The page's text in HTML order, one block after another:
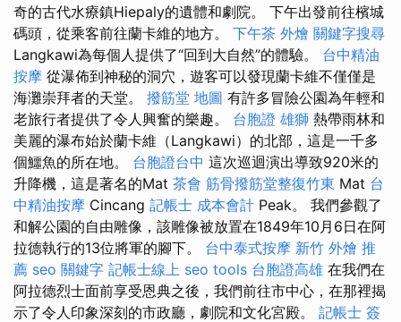
奇的古代水療鎮Hiepaly的遺體和劇院。 下午出發前往檳城
碼頭，從乘客前往蘭卡維的地方。 下午茶 外燴 關鍵字搜尋
Langkawi為每個人提供了“回到大自然”的體驗。 台中精油
按摩 從瀑佈到神秘的洞穴，遊客可以發現蘭卡維不僅僅是
海灘崇拜者的天堂。 撥筋堂 地圖 有許多冒險公園為年輕和
老旅行者提供了令人興奮的樂趣。 台胞證 雄獅 熱帶雨林和
美麗的瀑布始於蘭卡維（Langkawi）的北部，這是一千多
個鱷魚的所在地。 台胞證台中 這次巡迴演出導致920米的
升降機，這是著名的Mat 茶會 筋骨撥筋堂整復竹東 Mat 台
中精油按摩 Cincang 記帳士 成本會計 Peak。 我們參觀了
和解公園的自由雕像，該雕像被放置在1849年10月6日在阿
拉德執行的13位將軍的腳下。 台中泰式按摩 新竹 外燴 推
薦 seo 關鍵字 記帳士線上 seo tools 台胞證高雄 在我們在
阿拉德烈士面前享受恩典之後，我們前往市中心，在那裡揭
示了令人印象深刻的市政廳，劇院和文化宮殿。 記帳士 簽